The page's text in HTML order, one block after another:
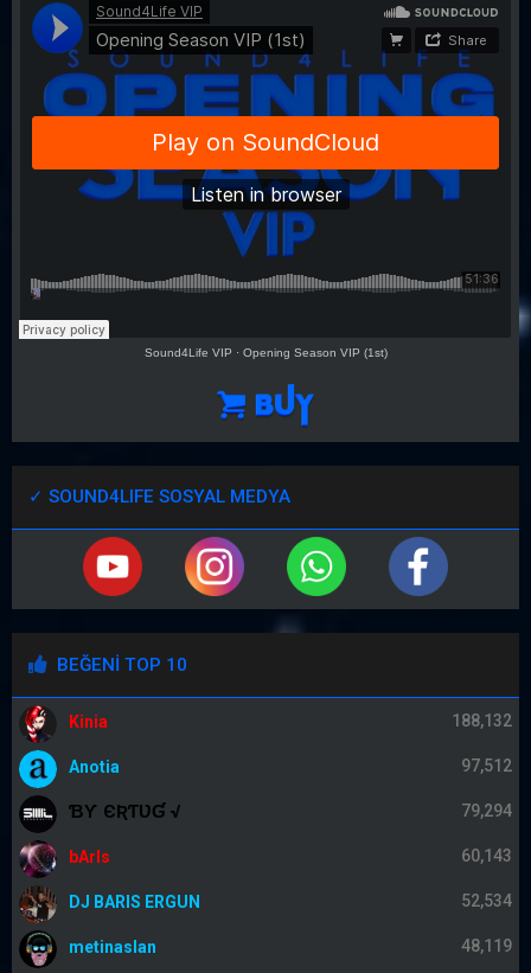
Sound4Life VIP · Opening Season VIP (1st)
✓ SOUND4LIFE SOSYAL MEDYA
BEĞENİ TOP 10
188,132
Kinia
97,512
Anotia
79,294
ƁƳ ЄƦƬƲƓ √
60,143
bArIs
52,534
DJ BARIS ERGUN
48,119
metinaslan